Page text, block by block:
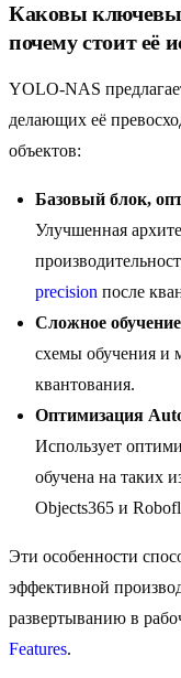
Каковы
почему стоит её
YOLO-NAS
делающих её
объектов:
Базовый блок,
Улучшенная
precision после
Сложное
схемы обучения и
квантования.
Оптимизация
Использует
обучена на таких
Objects365 и
Эти особенности
эффективной
развертыванию в
Features.